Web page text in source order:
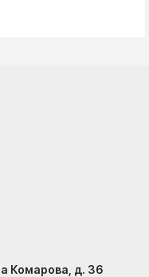
Комарова, д. 36